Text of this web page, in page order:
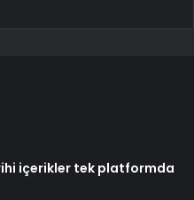
içerikler tek platformda